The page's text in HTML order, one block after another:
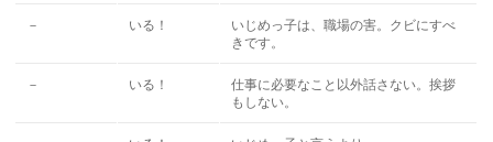
－ いる！
いじめっ子は、職場の害。クビにすべ
きです。
－ いる！
仕事に必要なこと以外話さない。挨拶
もしない。